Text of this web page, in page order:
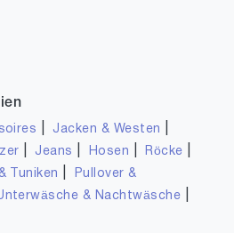
Jacken & Westen
Jeans Hosen Röcke
Tuniken
Pullover &
& Nachtwäsche